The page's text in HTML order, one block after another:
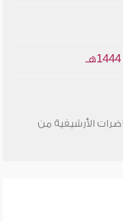
الأرشيفية من